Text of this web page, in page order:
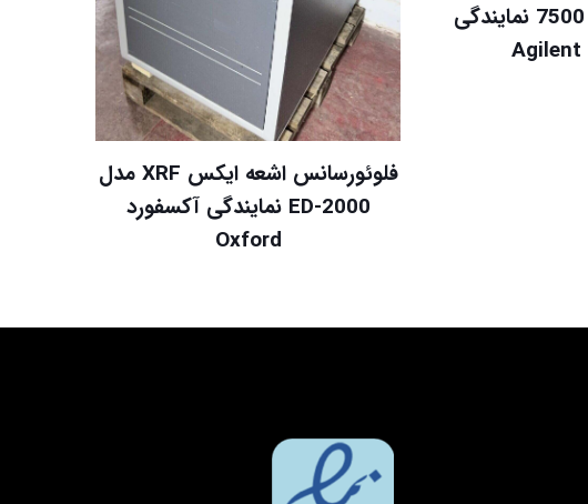
ICP-MS مدل 7500 نمایندگی
فلوئورسانس اشعه ایکس XRF مدل
ED-2000 نمایندگی آکسفورد
Oxford